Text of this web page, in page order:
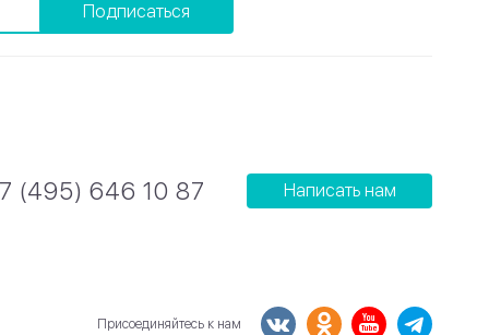
Подписаться
(495) 646 10 87 Написать нам
Присоединяйтесь к нам